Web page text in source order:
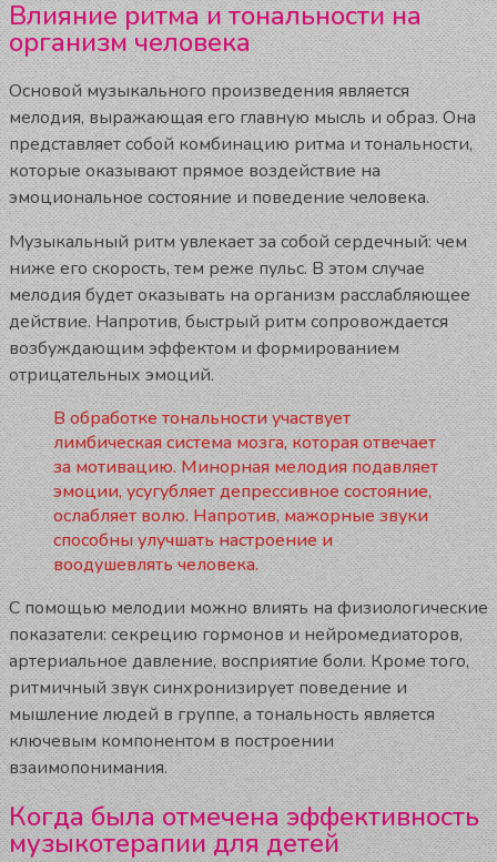
Влияние ритма и тональности на
организм человека
Основой музыкального произведения является
мелодия, выражающая его главную мысль и образ. Она
представляет собой комбинацию ритма и тональности,
которые оказывают прямое воздействие на
эмоциональное состояние и поведение человека.
Музыкальный ритм увлекает за собой сердечный: чем
ниже его скорость, тем реже пульс. В этом случае
мелодия будет оказывать на организм расслабляющее
действие. Напротив, быстрый ритм сопровождается
возбуждающим эффектом и формированием
отрицательных эмоций.
В обработке тональности участвует
лимбическая система мозга, которая отвечает
за мотивацию. Минорная мелодия подавляет
эмоции, усугубляет депрессивное состояние,
ослабляет волю. Напротив, мажорные звуки
способны улучшать настроение и
воодушевлять человека.
С помощью мелодии можно влиять на физиологические
показатели: секрецию гормонов и нейромедиаторов,
артериальное давление, восприятие боли. Кроме того,
ритмичный звук синхронизирует поведение и
мышление людей в группе, а тональность является
ключевым компонентом в построении
взаимопонимания.
Когда была отмечена эффективность
музыкотерапии для детей